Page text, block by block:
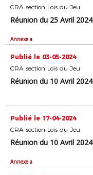
CRA section Lois du Jeu
Réunion du 25 Avril 2024
Annexe a
Publié le 03-05-2024
CRA section Lois du Jeu
Réunion du 10 Avril 2024
Publié le 17-04-2024
CRA section Lois du Jeu
Réunion du 10 Avril 2024
Annexe a